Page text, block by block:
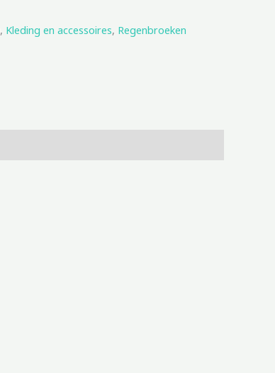
, Kleding en accessoires, Regenbroeken